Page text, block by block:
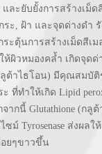
ละยับยั้งการสร้างเม็ด
ระ, ฝ้า และจุดด่างดำ
ะตุ้นการสร้างเม็ดสีเ
ห้ผิวหมองคล้ำ เกิดจุดด่
ลูต้าไธโอน) มีคุณสมบั
ที่ทำให้เกิด Lipid
ากนี้ Glutathione (กลู
ซม์ Tyrosenase ส่งผล
ยๆขาวขึ้น